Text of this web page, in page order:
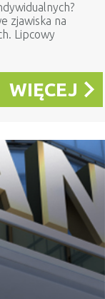
zjawiska na
Lipcowy
WIĘCEJ